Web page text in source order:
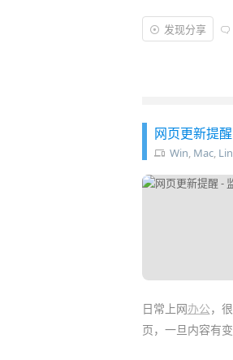
发现分享
网页更新提
Win, Mac,
日常上网办公，
页，一旦内容有